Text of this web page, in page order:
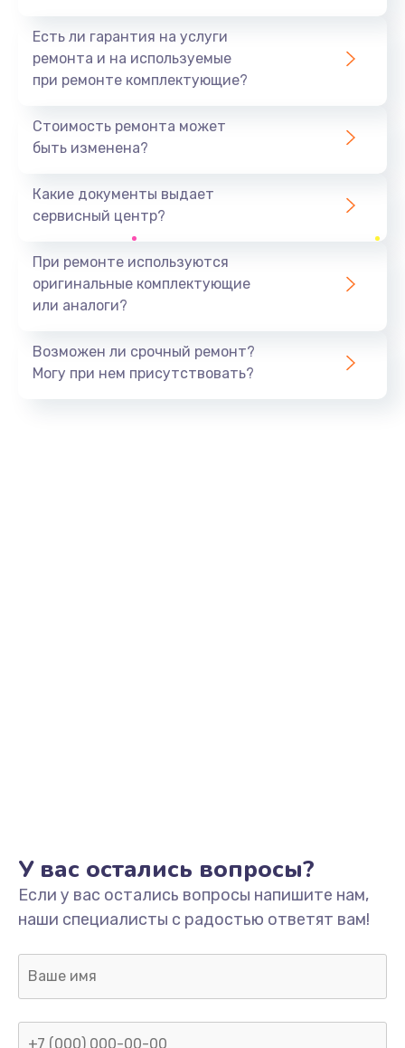
Есть ли гарантия на услуги
ремонта и на используемые
при ремонте комплектующие?
Стоимость ремонта может
быть изменена?
Какие документы выдает
сервисный центр?
При ремонте используются
оригинальные комплектующие
или аналоги?
Возможен ли срочный ремонт?
Могу при нем присутствовать?
У вас остались вопросы?
Если у вас остались вопросы напишите нам,
наши специалисты с радостью ответят вам!